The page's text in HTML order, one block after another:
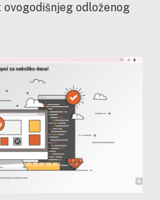
ovogodišnjeg odloženog